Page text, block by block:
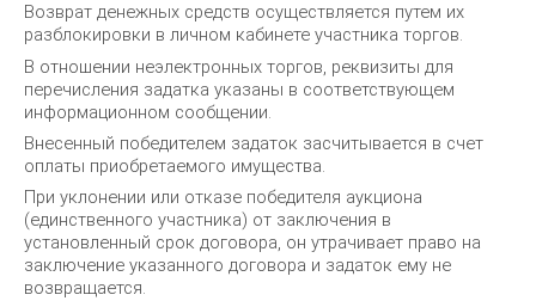
Возврат денежных средств осуществляется путем их
разблокировки в личном кабинете участника торгов.
В отношении неэлектронных торгов, реквизиты для
перечисления задатка указаны в соответствующем
информационном сообщении.
Внесенный победителем задаток засчитывается в счет
оплаты приобретаемого имущества.
При уклонении или отказе победителя аукциона
(единственного участника) от заключения в
установленный срок договора, он утрачивает право на
заключение указанного договора и задаток ему не
возвращается.